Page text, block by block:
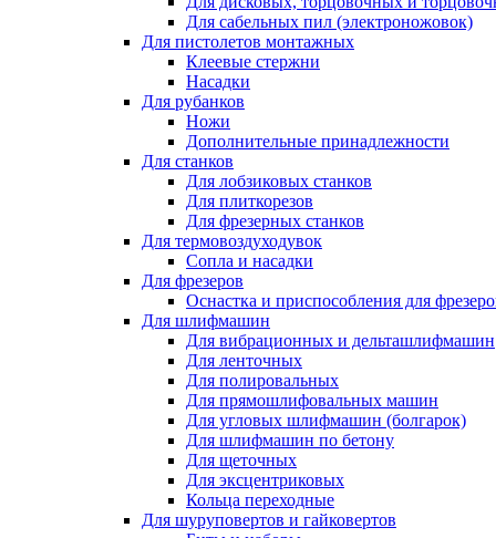
Для сабельных пил (электроножовок)
Для пистолетов монтажных
Клеевые стержни
Насадки
Для рубанков
Ножи
Дополнительные принадлежности
Для станков
Для лобзиковых станков
Для плиткорезов
Для фрезерных станков
Для термовоздуходувок
Сопла и насадки
Для фрезеров
Оснастка и приспособления для
Для шлифмашин
Для вибрационных и дельташлифмашин
Для ленточных
Для полировальных
Для прямошлифовальных машин
Для угловых шлифмашин (болгарок)
Для шлифмашин по бетону
Для щеточных
Для эксцентриковых
Кольца переходные
Для шуруповертов и гайковертов